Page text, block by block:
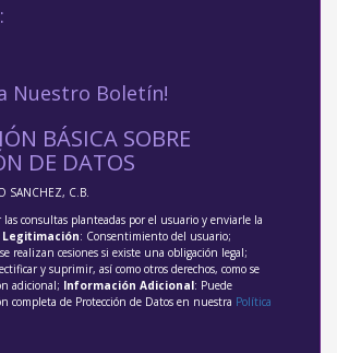
Nuestro Boletín!
BÁSICA SOBRE
DE DATOS
SANCHEZ, C.B.
las consultas planteadas por el usuario y enviarle la
Legitimación: Consentimiento del usuario;
realizan cesiones si existe una obligación legal;
y suprimir, así como otros derechos, como se
adicional; Información Adicional: Puede
completa de Protección de Datos en nuestra Política